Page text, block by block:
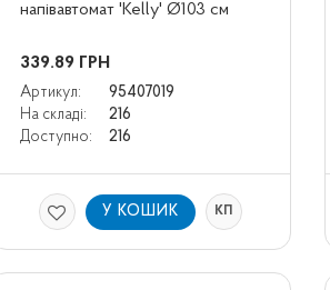
напівавтомат 'Kelly' Ø103 cм
339.89 ГРН
Артикул:
95407019
На складі:
216
Доступно:
216
У КОШИК КП